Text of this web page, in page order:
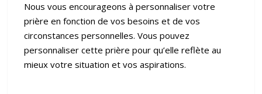
Nous vous encourageons à personnaliser votre
prière en fonction de vos besoins et de vos
circonstances personnelles. Vous pouvez
personnaliser cette prière pour qu’elle reflète au
mieux votre situation et vos aspirations.